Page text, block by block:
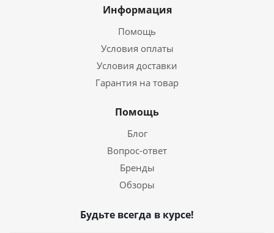
Информация
Помощь
Условия оплаты
Условия доставки
Гарантия на товар
Помощь
Блог
Вопрос-ответ
Бренды
Обзоры
Будьте всегда в курсе!